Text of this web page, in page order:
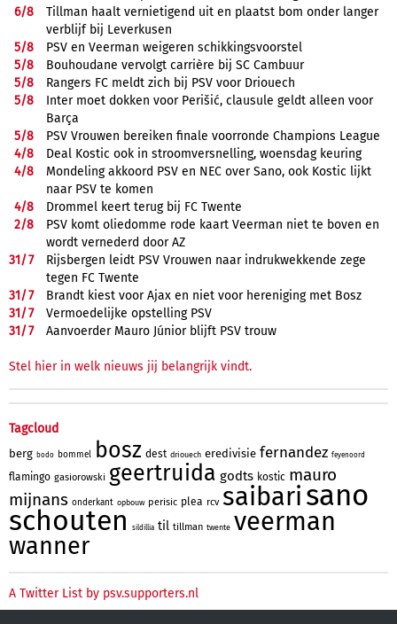
6/8
Tillman haalt vernietigend uit en plaatst bom onder langer
verblijf bij Leverkusen
5/8
PSV en Veerman weigeren schikkingsvoorstel
5/8
Bouhoudane vervolgt carrière bij SC Cambuur
5/8
Rangers FC meldt zich bij PSV voor Driouech
5/8
Inter moet dokken voor Perišić, clausule geldt alleen voor
Barça
5/8
PSV Vrouwen bereiken finale voorronde Champions League
4/8
Deal Kostic ook in stroomversnelling, woensdag keuring
4/8
Mondeling akkoord PSV en NEC over Sano, ook Kostic lijkt
naar PSV te komen
4/8
Drommel keert terug bij FC Twente
2/8
PSV komt oliedomme rode kaart Veerman niet te boven en
wordt vernederd door AZ
31/7
Rijsbergen leidt PSV Vrouwen naar indrukwekkende zege
tegen FC Twente
31/7
Brandt kiest voor Ajax en niet voor hereniging met Bosz
31/7
Vermoedelijke opstelling PSV
31/7 Aanvoerder Mauro Júnior blijft PSV trouw
Stel hier in welk nieuws jij belangrijk vindt.
Tagcloud
berg bodo bommel bosz dest driouech eredivisie fernandez feyenoord
flamingo gasiorowski geertruida godts kostic mauro
mijnans onderkant opbouw perisic plea rcv saibari sano
schouten sildillia til tillman twente veerman
wanner
A Twitter List by psv.supporters.nl